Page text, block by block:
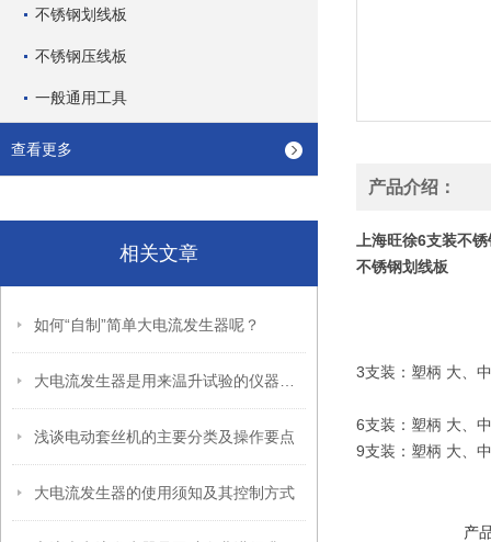
不锈钢划线板
不锈钢压线板
一般通用工具
查看更多
相关文章
如何“自制”简单大电流发生器呢？
浅谈电动套丝机的主要分类及操作要点
大电流发生器的使用须知及其控制方式
产品介绍：
上海旺徐6支装不
不锈钢划线板
3支装：塑柄 大、
6支装：塑柄 大、
9支装：塑柄 大、
产